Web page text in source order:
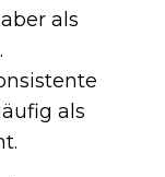
als
als